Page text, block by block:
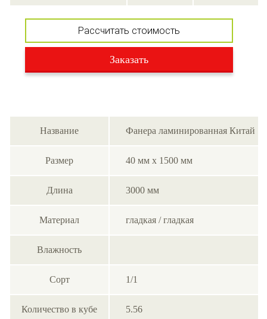
Рассчитать стоимость
Заказать
Название Фанера ламинированная Китай
Размер 40 мм х 1500 мм
Длина 3000 мм
Материал гладкая / гладкая
Влажность
Сорт 1/1
Количество в кубе 5.56